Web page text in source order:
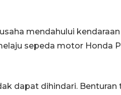
mendahului
sepeda motor Honda
dapat dihindari. Benturan
Kemarau
27 July 2026 20:07 WIB